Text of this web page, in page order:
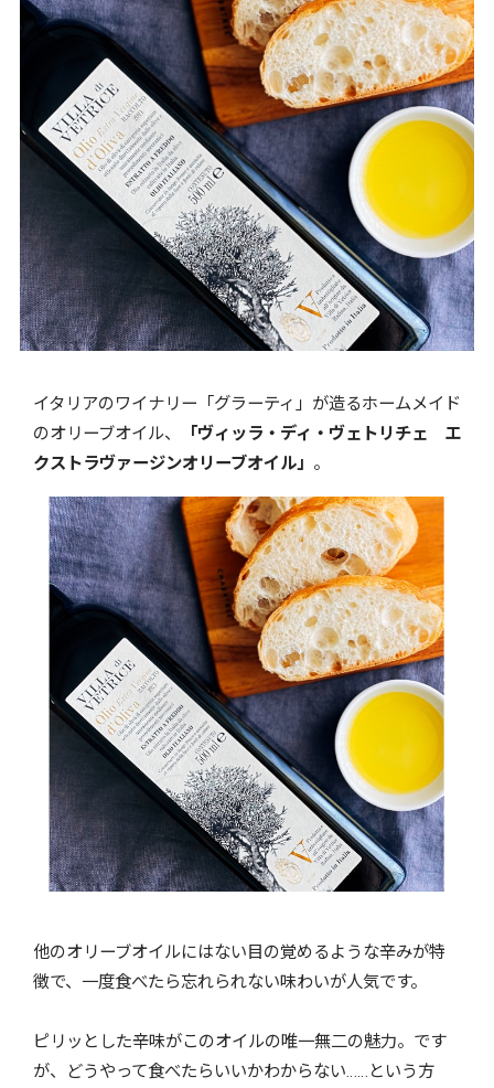
イタリアのワイナリー「グラーティ」が造るホームメイド
のオリーブオイル、
「ヴィッラ・ディ・ヴェトリチェ エ
クストラヴァージンオリーブオイル」 。
他のオリーブオイルにはない目の覚めるような辛みが特
徴で、一度食べたら忘れられない味わいが人気です。
ピリッとした辛味がこのオイルの唯一無二の魅力。です
が、どうやって食べたらいいかわからない……という方